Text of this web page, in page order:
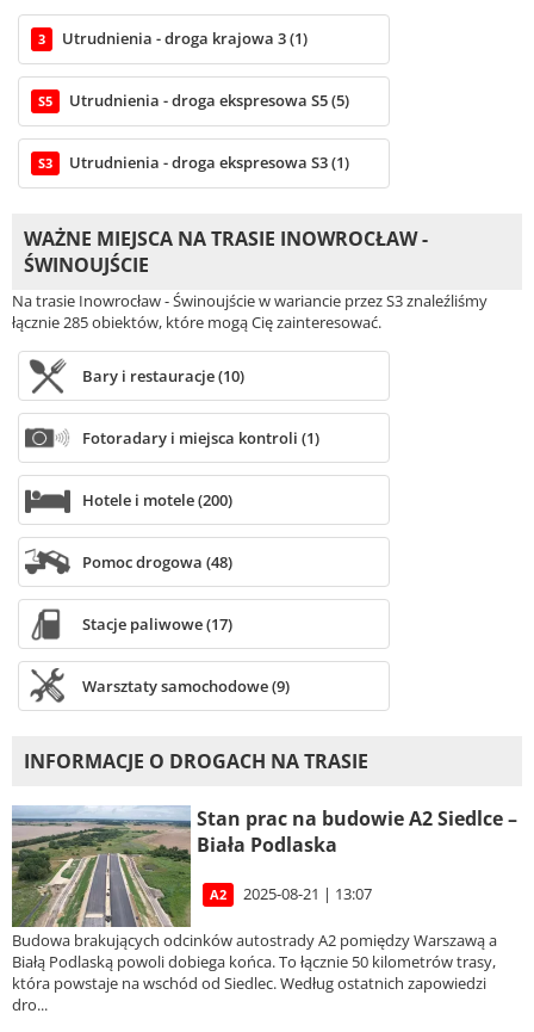
3 Utrudnienia - droga krajowa 3 (1)
S5 Utrudnienia - droga ekspresowa S5 (5)
S3 Utrudnienia - droga ekspresowa S3 (1)
WAŻNE MIEJSCA NA TRASIE INOWROCŁAW -
ŚWINOUJŚCIE
Na trasie Inowrocław - Świnoujście w wariancie przez S3 znaleźliśmy
łącznie 285 obiektów, które mogą Cię zainteresować.
Bary i restauracje (10)
Fotoradary i miejsca kontroli (1)
Hotele i motele (200)
Pomoc drogowa (48)
Stacje paliwowe (17)
Warsztaty samochodowe (9)
INFORMACJE O DROGACH NA TRASIE
Stan prac na budowie A2 Siedlce –
Biała Podlaska
A2 2025-08-21 | 13:07
Budowa brakujących odcinków autostrady A2 pomiędzy Warszawą a
Białą Podlaską powoli dobiega końca. To łącznie 50 kilometrów trasy,
która powstaje na wschód od Siedlec. Według ostatnich zapowiedzi
dro...